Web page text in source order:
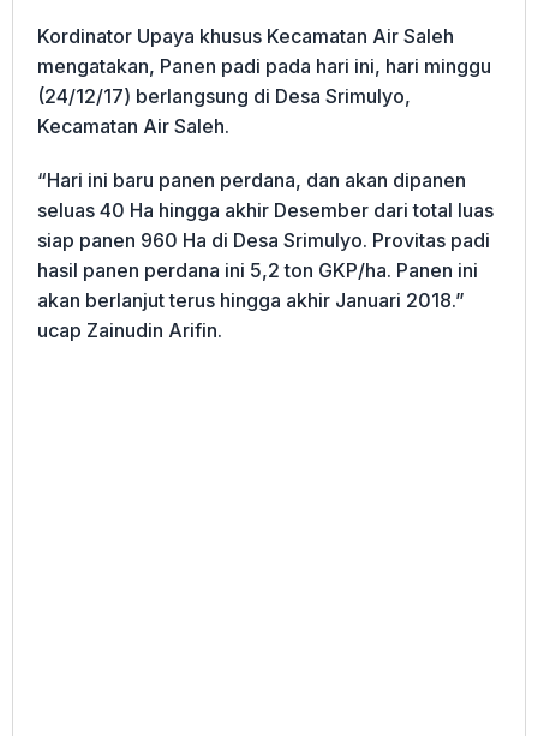
Kordinator Upaya khusus Kecamatan Air Saleh
mengatakan, Panen padi pada hari ini, hari minggu
(24/12/17) berlangsung di Desa Srimulyo,
Kecamatan Air Saleh.
“Hari ini baru panen perdana, dan akan dipanen
seluas 40 Ha hingga akhir Desember dari total luas
siap panen 960 Ha di Desa Srimulyo. Provitas padi
hasil panen perdana ini 5,2 ton GKP/ha. Panen ini
akan berlanjut terus hingga akhir Januari 2018.”
ucap Zainudin Arifin.